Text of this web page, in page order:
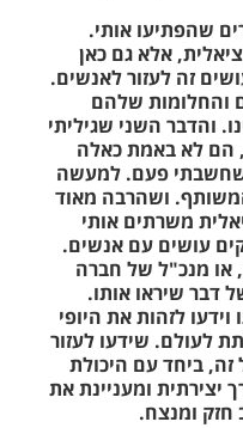
שהפתיעו אותי.
אלא גם כאן
זה לעזור לאנשים.
והחלומות שלהם
והדבר השני שגיליתי
הם לא באמת כאלה
שחשבתי פעם. למעשה
ושהרבה מאוד
משרתים אותי
עושים עם אנשים.
או מנכ"ל של חברה
דבר שיראו אותו.
לזהות את היופי
לעולם. שידעו לעזור
זה, ביחד עם היכולת
יצירתית ומעניינת את
חזק ומנצח.